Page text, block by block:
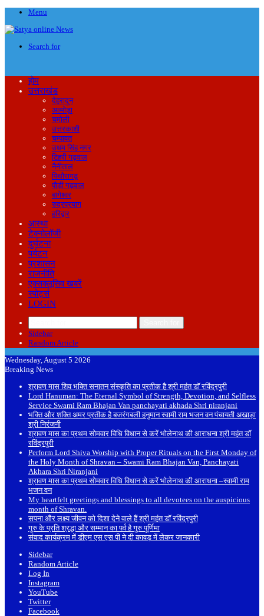
Menu
Search for
होम
उत्तराखंड
देहरादून
अल्मोड़ा
चमोली
उत्तरकाशी
चम्पावत
उधम सिंह नगर
टिहरी गढ़वाल
नैनीताल
पिथौरागढ़
पौड़ी गढ़वाल
बागेश्वर
रुद्रप्रयाग
हरिद्वार
आस्था
टेक्नोलॉजी
दुर्घटना
पर्यटन
प्रशासन
राजनीति
एक्सक्लूसिव खबरें
स्पोर्ट्स
LOGIN
Sidebar
Random Article
Wednesday, August 5 2026
Breaking News
श्रावण मास शिव भक्ति सनातन संस्कृति का प्रतीक है श्री महंत डॉ रविंद्रपुरी
Lord Hanuman: The Eternal Symbol of Strength, Devotion, and Selfless
Service Swami Ram Bhajan Van panchayati akhada Shri niranjani
भक्ति और शक्ति अमर प्रतीक है बजरंगबली हनुमान स्वामी राम भजन वन पंचायती अखाड़ा
श्री निरंजनी
श्रावण मास का प्रथम सोमवार विधि विधान से करें भोलेनाथ की आराधना श्री महंत डॉ
रविंद्रपुरी
Perform Lord Shiva Worship with Proper Rituals on the First Monday of
the Holy Month of Shravan – Swami Ram Bhajan Van, Panchayati
Akhara Shri Niranjani
श्रावण मास का प्रथम सोमवार विधि विधान से करें भोलेनाथ की आराधना –स्वामी राम
भजन वन
My heartfelt greetings and blessings to all devotees on the auspicious
month of Shravan.
सपना और लक्ष्य जीवन को दिशा देने वाले हैं श्री महंत डॉ रविंद्रपुरी
गुरु के प्रति श्रद्धा और सम्मान का पर्व है गुरु पूर्णिमा
संवाद कार्यक्रम में डीएम एस एस पी ने दी कावड़ में लेकर जानकारी
Sidebar
Random Article
Log In
Instagram
YouTube
Twitter
Facebook